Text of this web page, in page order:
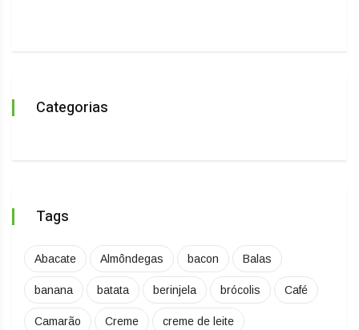
Categorias
Tags
Abacate Almôndegas bacon Balas
banana batata berinjela brócolis Café
Camarão Creme creme de leite